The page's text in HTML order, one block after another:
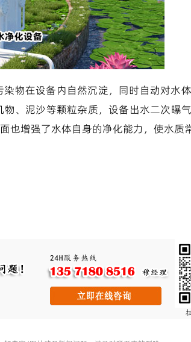
物在设备内自然沉淀，同时自动对水
、泥沙等颗粒杂质，设备出水二次曝
增强了水体自身的净化能力，使水质